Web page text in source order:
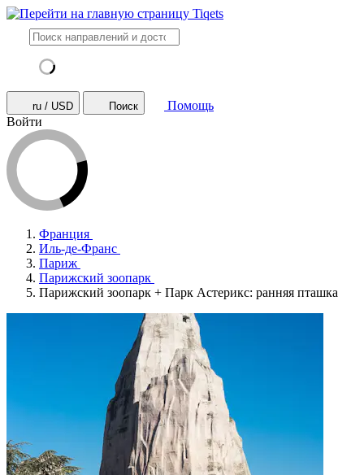
ru / USD Поиск
Помощь
Войти
Франция
Иль-де-Франс
Париж
Парижский зоопарк
Парижский зоопарк + Парк Астерикс: ранняя пташка